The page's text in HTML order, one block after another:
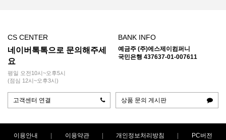
CS CENTER
네이버톡톡으로 문의해주세
요
평일 오전10시~오후5시
(점심 12시~오후3시)
BANK INFO
예금주 (주)에스제이컴퍼니
국민은행 437637-01-007611
고객센터 연결 상품 문의 게시판
이용안내 이용약관 개인정보처리방침 PC버전